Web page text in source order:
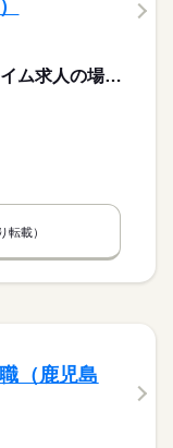
246,000円〜246,000円 ※フルタイム求人の場合は月額（換算額）、パート求人の場合は時間額を表示しています。
転載）
（鹿児島